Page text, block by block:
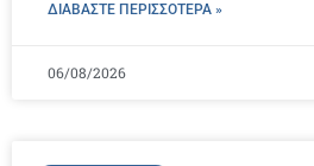
ΔΙΑΒΑΣΤΕ ΠΕΡΙΣΣΌΤΕΡΑ »
06/08/2026